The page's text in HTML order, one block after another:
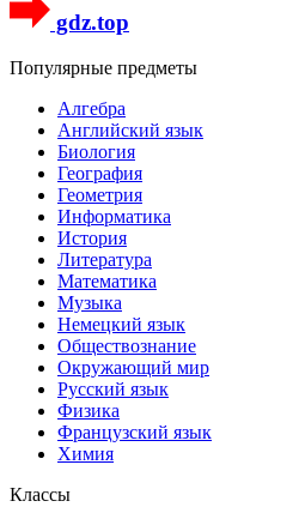
gdz.top
Популярные предметы
Алгебра
Английский язык
Биология
География
Геометрия
Информатика
История
Литература
Математика
Музыка
Немецкий язык
Обществознание
Окружающий мир
Русский язык
Физика
Французский язык
Химия
Классы